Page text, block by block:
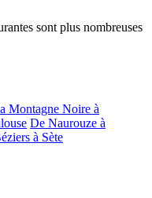
sont plus nombreuses
Montagne Noire à
De Naurouze à
à Sète